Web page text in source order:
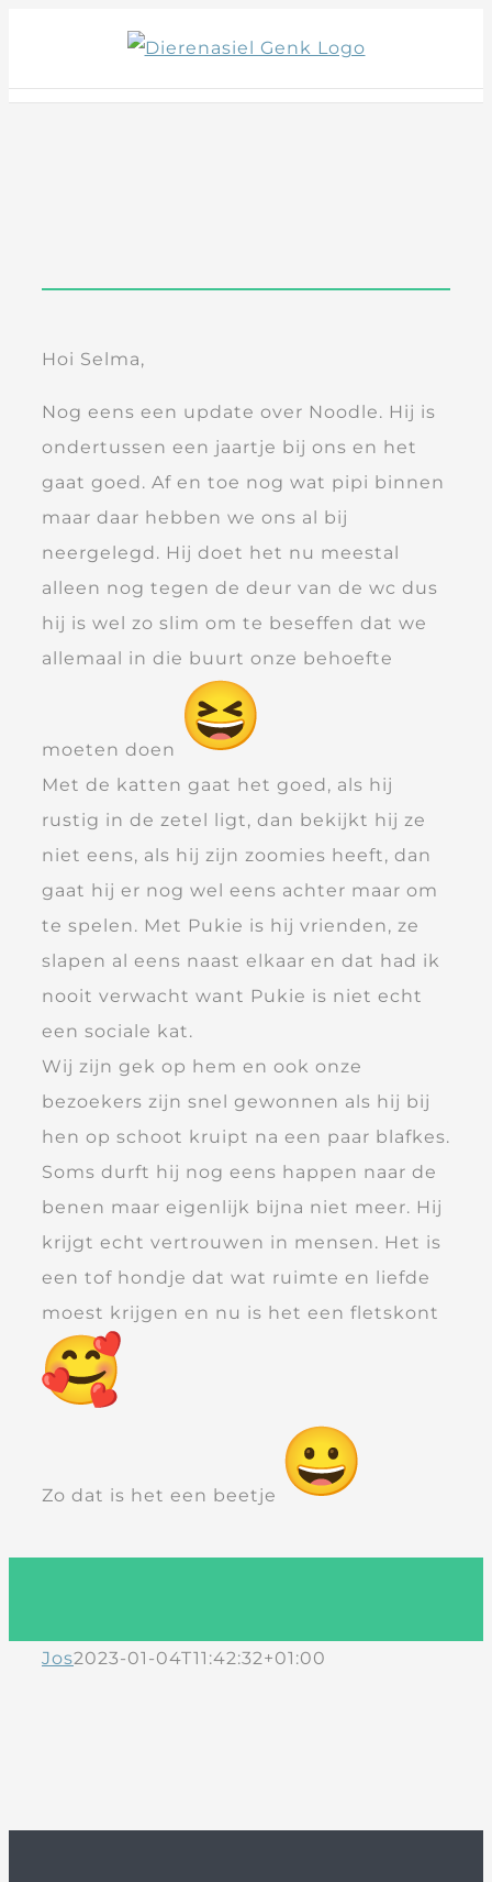
content
Hoi Selma,
Nog eens een update over Noodle. Hij is
ondertussen een jaartje bij ons en het
gaat goed. Af en toe nog wat pipi binnen
maar daar hebben we ons al bij
neergelegd. Hij doet het nu meestal
alleen nog tegen de deur van de wc dus
hij is wel zo slim om te beseffen dat we
allemaal in die buurt onze behoefte
moeten doen
Met de katten gaat het goed, als hij
rustig in de zetel ligt, dan bekijkt hij ze
niet eens, als hij zijn zoomies heeft, dan
gaat hij er nog wel eens achter maar om
te spelen. Met Pukie is hij vrienden, ze
slapen al eens naast elkaar en dat had ik
nooit verwacht want Pukie is niet echt
een sociale kat.
Wij zijn gek op hem en ook onze
bezoekers zijn snel gewonnen als hij bij
hen op schoot kruipt na een paar blafkes.
Soms durft hij nog eens happen naar de
benen maar eigenlijk bijna niet meer. Hij
krijgt echt vertrouwen in mensen. Het is
een tof hondje dat wat ruimte en liefde
moest krijgen en nu is het een fletskont
Zo dat is het een beetje
Jos2023-01-04T11:42:32+01:00